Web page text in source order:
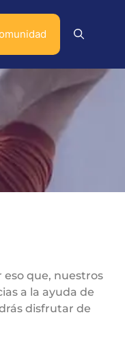
eso que, nuestros
a la ayuda de
disfrutar de